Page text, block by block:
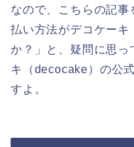
なので、こちらの記
払い方法がデコケー
か？」と、疑問に思っ
キ（decocake）の公
すよ。